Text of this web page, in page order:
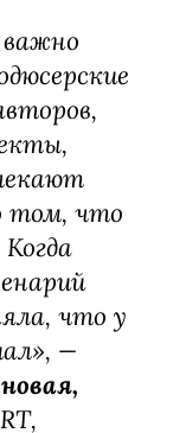
том, что
что у
—